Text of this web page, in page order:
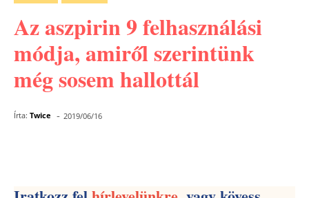
Az aszpirin 9 felhasználási
módja, amiről szerintünk
még sosem hallottál
Írta: Twice - 2019/06/16